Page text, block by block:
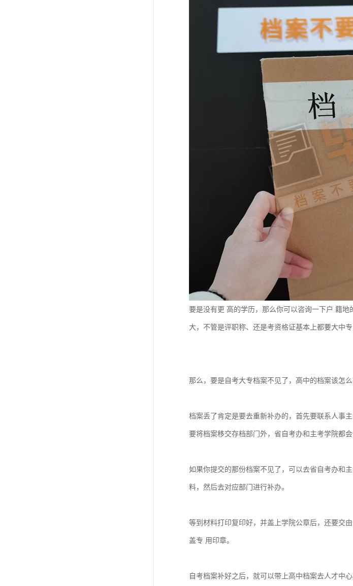
要是没有更 高的学历，那么你可以咨询一下户 籍
大，不管是评职称、还是考资格证基本上都要大中专
那么，要是自考大专档案不见了，高中的档案该怎么
档案丢了肯定是要去重新补办的，首先要联系人事
要将档案移交存档部门外，省自考办和主考学院都会
如果你提交的那份档案不见了，可以去省自考办和
料，然后去对应部门进行补办。
等到材料打印复印好，并盖上学院公章后，还要交
盖专 用印章。
自考档案补好之后，就可以带上高中档案去人才中